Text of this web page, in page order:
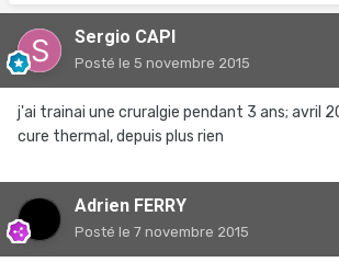
Sergio CAPI
Posté le 5 novembre 2015
j'ai trainai une cruralgie pendant 3 ans; avril
cure thermal, depuis plus rien
Adrien FERRY
Posté le 7 novembre 2015